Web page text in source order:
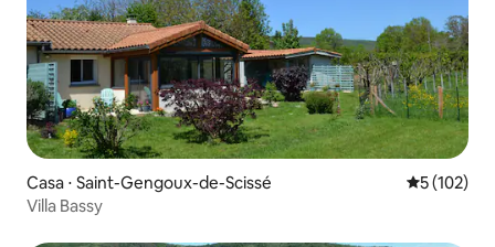
Casa ⋅ Saint-Gengoux-de-Scissé 5 de uma
5 (102)
Villa Bassy